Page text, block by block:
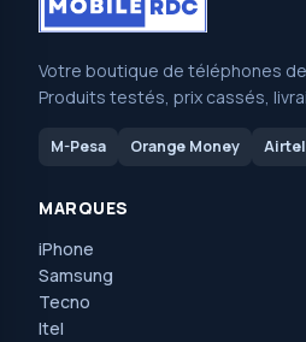
Votre boutique de téléphones de
Produits testés, prix cassés,
M-Pesa Orange Money
MARQUES
iPhone
Samsung
Tecno
Itel